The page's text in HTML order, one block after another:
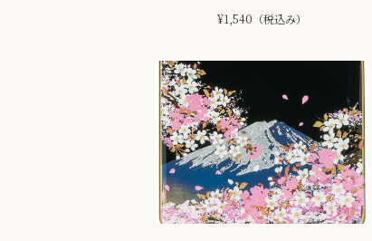
¥1,540（税込み）